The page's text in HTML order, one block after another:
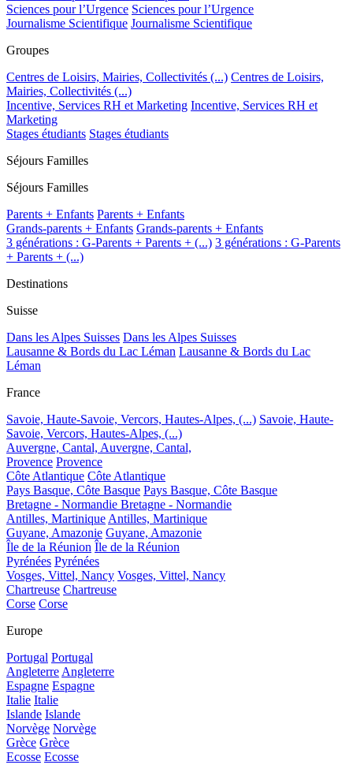
Sciences pour l’Urgence Sciences pour l’Urgence
Journalisme Scientifique Journalisme Scientifique
Groupes
Centres de Loisirs, Mairies, Collectivités (...) Centres de Loisirs,
Mairies, Collectivités (...)
Incentive, Services RH et Marketing Incentive, Services RH et
Marketing
Stages étudiants Stages étudiants
Séjours Familles
Séjours Familles
Parents + Enfants Parents + Enfants
Grands-parents + Enfants Grands-parents + Enfants
3 générations : G-Parents + Parents + (...) 3 générations : G-Parents
+ Parents + (...)
Destinations
Suisse
Dans les Alpes Suisses Dans les Alpes Suisses
Lausanne & Bords du Lac Léman Lausanne & Bords du Lac
Léman
France
Savoie, Haute-Savoie, Vercors, Hautes-Alpes, (...) Savoie, Haute-
Savoie, Vercors, Hautes-Alpes, (...)
Auvergne, Cantal, Auvergne, Cantal,
Provence Provence
Côte Atlantique Côte Atlantique
Pays Basque, Côte Basque Pays Basque, Côte Basque
Bretagne - Normandie Bretagne - Normandie
Antilles, MartiniqueAntilles, Martinique
Guyane, Amazonie Guyane, Amazonie
Île de la Réunion Île de la Réunion
Pyrénées Pyrénées
Vosges, Vittel, Nancy Vosges, Vittel, Nancy
Chartreuse Chartreuse
Corse Corse
Europe
Portugal Portugal
AngleterreAngleterre
Espagne Espagne
Italie Italie
Islande Islande
Norvège Norvège
Grèce Grèce
Ecosse Ecosse